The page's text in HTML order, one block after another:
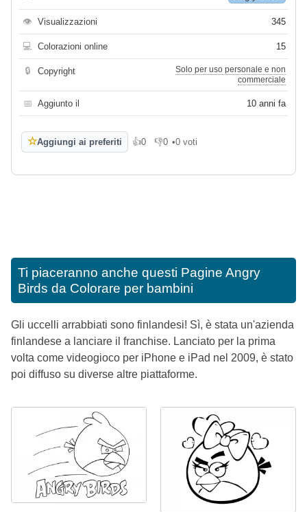
👁 Visualizzazioni 345
💻 Colorazioni online 15
🔒 Copyright
Solo per uso personale e non
commerciale
📅 Aggiunto il 10 anni fa
☆Aggiungi ai preferiti 👍0
Mi piace
👎0
Non mi piace
•0 voti
Ti piaceranno anche questi Pagine Angry
Birds da Colorare per bambini
Gli uccelli arrabbiati sono finlandesi! Sì, è stata un'azienda
finlandese a lanciare il franchise. Lanciato per la prima
volta come videogioco per iPhone e iPad nel 2009, è stato
poi diffuso su diverse altre piattaforme.